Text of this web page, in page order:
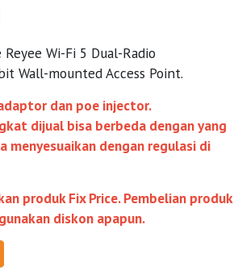
Reyee Wi-Fi 5 Dual-Radio
Wall-mounted Access Point.
dan poe injector.
dijual bisa berbeda dengan yang
menyesuaikan dengan regulasi di
produk Fix Price. Pembelian produk
diskon apapun.